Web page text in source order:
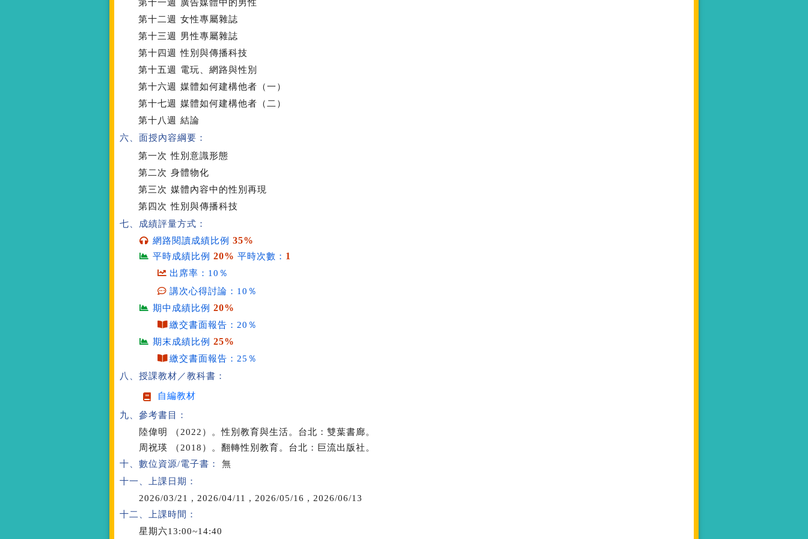
第十一週
廣告媒體中的男性
第十二週
女性專屬雜誌
第十三週
男性專屬雜誌
第十四週
性別與傳播科技
第十五週
電玩、網路與性別
第十六週
媒體如何建構他者（一）
第十七週
媒體如何建構他者（二）
第十八週
結論
六、面授內容綱要：
第一次 性別意識形態
第二次 身體物化
第三次 媒體內容中的性別再現
第四次 性別與傳播科技
七、成績評量方式：
網路閱讀成績比例35%
平時成績比例20% 平時次數： 1
出席率：10％
講次心得討論：10％
期中成績比例20%
繳交書面報告：20％
期末成績比例25%
繳交書面報告：25％
八、授課教材／教科書：
自編教材
九、參考書目：
陸偉明 （2022）。性別教育與生活。台北：雙葉書廊。
周祝瑛 （2018）。翻轉性別教育。台北：巨流出版社。
十、數位資源/電子書：
無
十一、上課日期：
2026/03/21 , 2026/04/11 , 2026/05/16 , 2026/06/13
十二、上課時間：
星期六13:00~14:40